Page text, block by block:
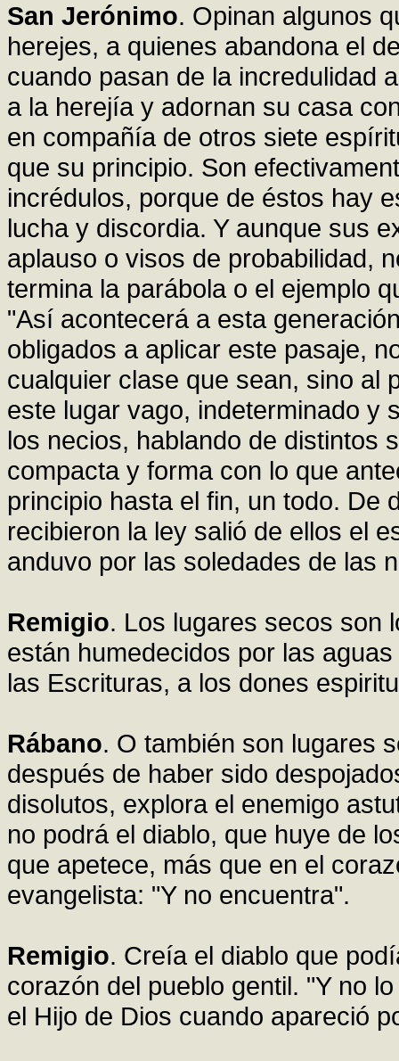
San Jerónimo. Opinan algunos
herejes, a quienes abandona el
cuando pasan de la incredulidad
a la herejía y adornan su casa
en compañía de otros siete
que su principio. Son
incrédulos, porque de éstos hay
lucha y discordia. Y aunque sus
aplauso o visos de probabilidad,
termina la parábola o el ejemplo
"Así acontecerá a esta
obligados a aplicar este pasaje,
cualquier clase que sean, sino al
este lugar vago, indeterminado y
los necios, hablando de distintos
compacta y forma con lo que
principio hasta el fin, un todo. De
recibieron la ley salió de ellos el
anduvo por las soledades de las
Remigio. Los lugares secos son
están humedecidos por las
las Escrituras, a los dones
Rábano. O también son lugares
después de haber sido
disolutos, explora el enemigo
no podrá el diablo, que huye de
que apetece, más que en el
evangelista: "Y no encuentra".
Remigio. Creía el diablo que
corazón del pueblo gentil. "Y no
el Hijo de Dios cuando apareció